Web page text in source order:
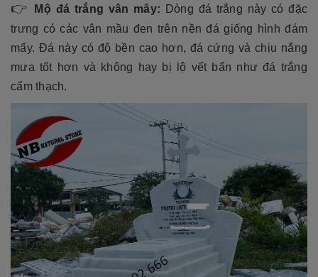
👉 Mộ đá trắng vân mây:
Dòng đá trắng này có đặc
trưng có các vân mầu đen trên nền đá giống hình đám
mấy. Đá này có độ bền cao hơn, đá cứng và chịu nắng
mưa tốt hơn và không hay bị lộ vết bẩn như đá trắng
cẩm thạch.